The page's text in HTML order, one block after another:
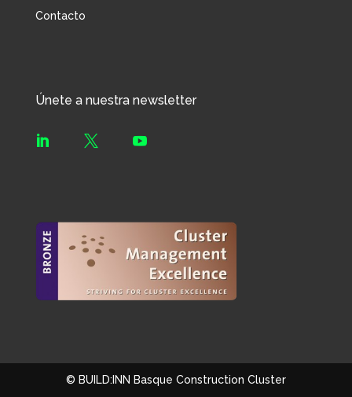
Contacto
Únete a nuestra newsletter
  
© BUILD:INN Basque Construction Cluster